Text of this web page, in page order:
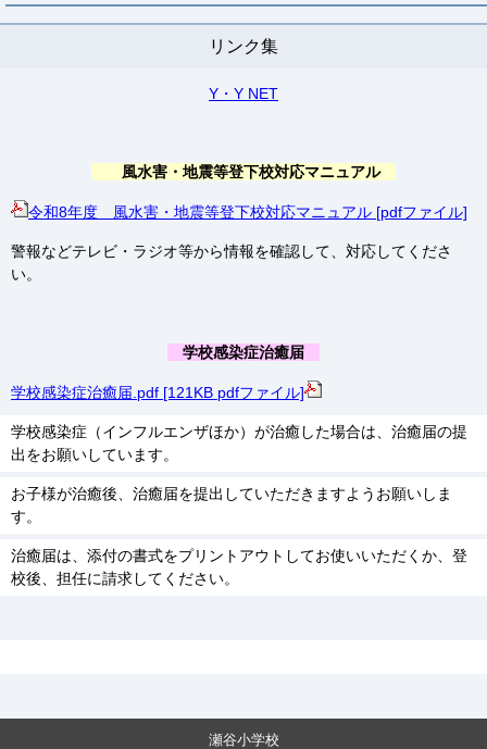
リンク集
Y・Y NET
風水害・地震等登下校対応マニュアル
令和8年度 風水害・地震等登下校対応マニュアル [pdfファイル]
警報などテレビ・ラジオ等から情報を確認して、対応してくださ
い。
学校感染症治癒届
学校感染症治癒届.pdf [121KB pdfファイル]
学校感染症（インフルエンザほか）が治癒した場合は、治癒届の提
出をお願いしています。
お子様が治癒後、治癒届を提出していただきますようお願いしま
す。
治癒届は、添付の書式をプリントアウトしてお使いいただくか、登
校後、担任に請求してください。
瀬谷小学校